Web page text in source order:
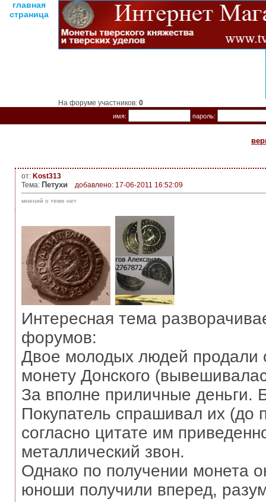
главная
страница
На форуме участников: 0
имя: пароль:
от: Kost313
Тема: Петухи добавлено: 17-06-2011 16:52:09
мнений о теме нет
Интересная тема
форумов:
Двое молодых людей продали
монету Донского
За вполне приличные деньги.
Покупатель спрашивал их (до
согласно цитате им
металлический звон.
Однако по получении монета
юноши получили вперед,